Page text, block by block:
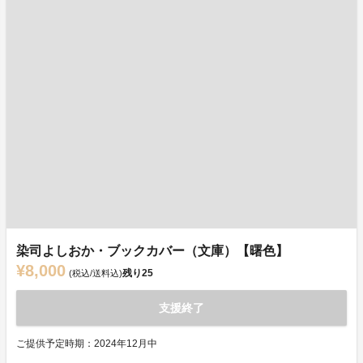
染司よしおか・ブックカバー（文庫）【曙色】
¥8,000 (税込/送料込)残り25
支援終了
ご提供予定時期：2024年12月中